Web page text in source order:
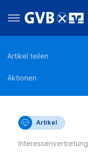
Artikel teilen
Aktionen
Artikel
Interessenvertretung